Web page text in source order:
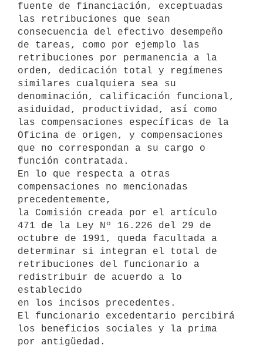
fuente de financiación, exceptuadas
las retribuciones que sean
consecuencia del efectivo desempeño
de tareas, como por ejemplo las
retribuciones por permanencia a la
orden, dedicación total y regímenes
similares cualquiera sea su
denominación, calificación funcional,
asiduidad, productividad, así como
las compensaciones específicas de la
Oficina de origen, y compensaciones
que no correspondan a su cargo o
función contratada.
En lo que respecta a otras
compensaciones no mencionadas
precedentemente,
la Comisión creada por el artículo
471 de la Ley Nº 16.226 del 29 de
octubre de 1991, queda facultada a
determinar si integran el total de
retribuciones del funcionario a
redistribuir de acuerdo a lo
establecido
en los incisos precedentes.
El funcionario excedentario percibirá
los beneficios sociales y la prima